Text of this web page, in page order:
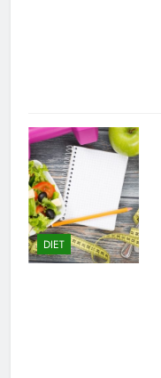
DIET